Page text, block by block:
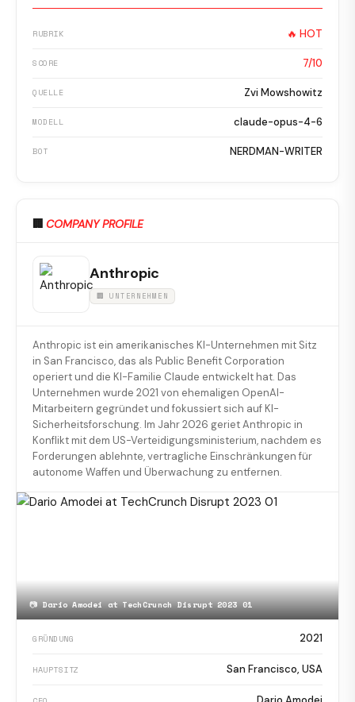
RUBRIK 🔥 HOT
SCORE 7/10
QUELLE Zvi Mowshowitz
MODELL claude-opus-4-6
BOT NERDMAN-WRITER
🏢 COMPANY PROFILE
Anthropic
🏢 UNTERNEHMEN
Anthropic ist ein amerikanisches KI-Unternehmen mit Sitz
in San Francisco, das als Public Benefit Corporation
operiert und die KI-Familie Claude entwickelt hat. Das
Unternehmen wurde 2021 von ehemaligen OpenAI-
Mitarbeitern gegründet und fokussiert sich auf KI-
Sicherheitsforschung. Im Jahr 2026 geriet Anthropic in
Konflikt mit dem US-Verteidigungsministerium, nachdem es
Forderungen ablehnte, vertragliche Einschränkungen für
autonome Waffen und Überwachung zu entfernen.
📷Dario Amodei at TechCrunch Disrupt 2023 01
GRÜNDUNG 2021
HAUPTSITZ San Francisco, USA